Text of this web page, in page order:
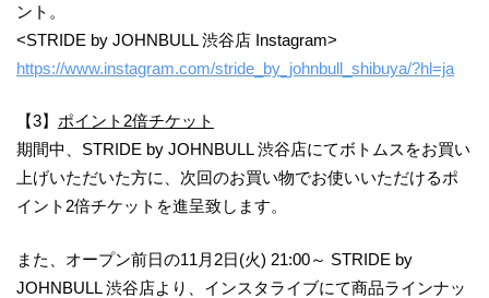
ント。
<STRIDE by JOHNBULL 渋谷店 Instagram>
https://www.instagram.com/stride_by_johnbull_shibuya/?hl=ja
【3】 ポイント2倍チケット
期間中、STRIDE by JOHNBULL 渋谷店にてボトムスをお買い
上げいただいた方に、次回のお買い物でお使いいただけるポ
イント2倍チケットを進呈致します。
また、オープン前日の11月2日(火) 21:00～ STRIDE by
JOHNBULL 渋谷店より、インスタライブにて商品ラインナッ